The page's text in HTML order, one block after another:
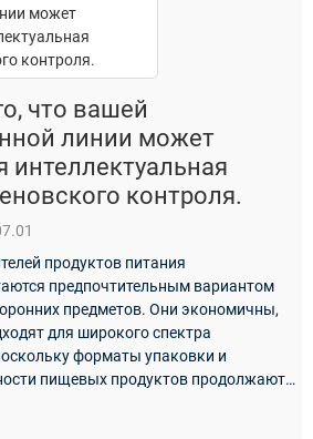
что вашей
линии может
интеллектуальная
контроля.
продуктов питания
предпочтительным вариантом
предметов. Они экономичны,
для широкого спектра
форматы упаковки и
пищевых продуктов продолжают